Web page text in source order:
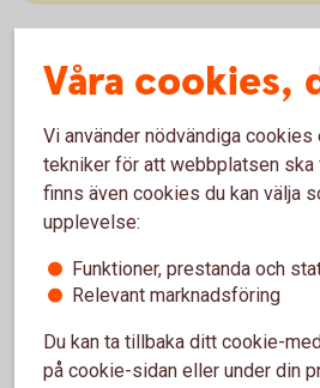
Global High Dividend
Bolag med
Våra cookies,
Vi använder nödvändiga cookies
tekniker för att webbplatsen ska
finns även cookies du kan välja
upplevelse:
Funktioner, prestanda och
Relevant marknadsföring
Du kan ta tillbaka ditt cookie-
på cookie-sidan eller under din